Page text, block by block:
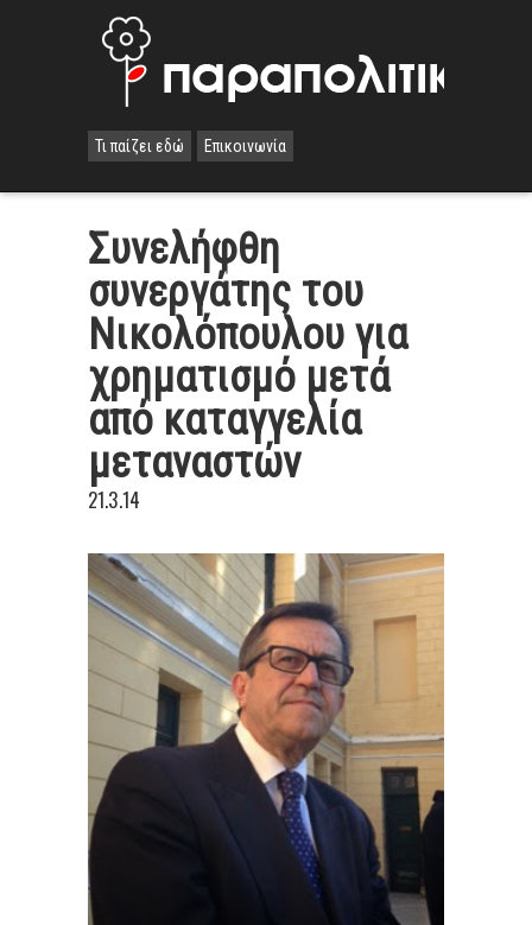
Τι παίζει εδώ Επικοινωνία
Συνελήφθη
συνεργάτης του
Νικολόπουλου για
χρηματισμό μετά
από καταγγελία
μεταναστών
21.3.14